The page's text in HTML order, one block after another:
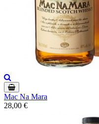
Mac Na Mara
28,00 €